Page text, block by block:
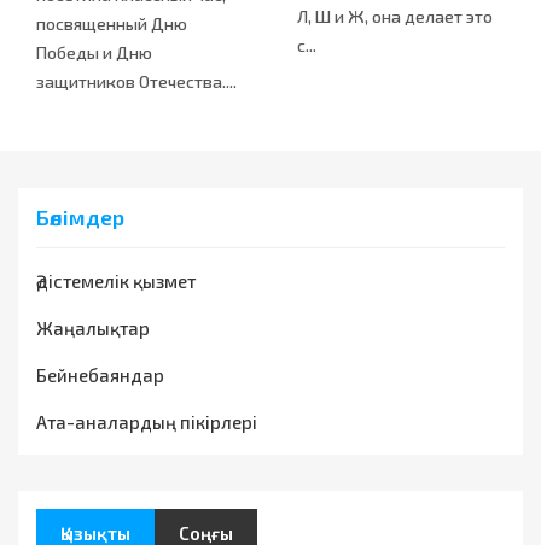
посвященный Дню
Победы и Дню
защитников Отечества....
Л, Ш и Ж, она делает это
с...
Бөлімдер
Әдістемелік қызмет
Жаңалықтар
Бейнебаяндар
Ата-аналардың пікірлері
Қызықты Соңғы